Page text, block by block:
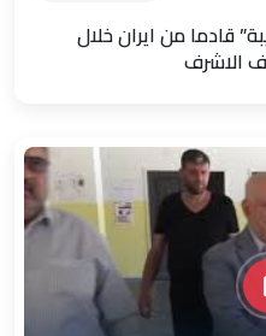
قادما من ايران خلال
الاشرف